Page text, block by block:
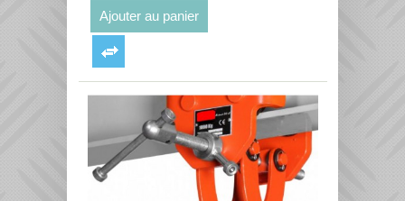
Ajouter au panier